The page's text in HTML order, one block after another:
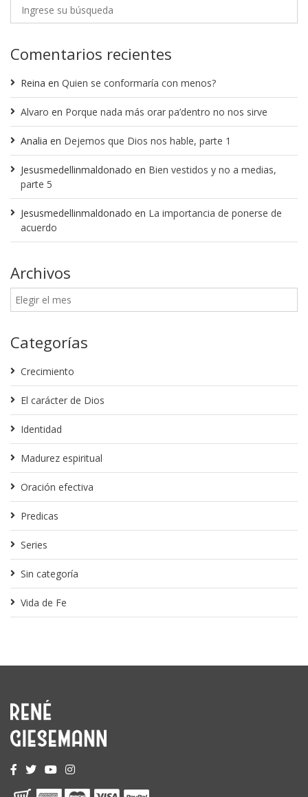
Comentarios recientes
Reina en Quien se conformaría con menos?
Alvaro en Porque nada más orar pa’dentro no nos sirve
Analia en Dejemos que Dios nos hable, parte 1
Jesusmedellinmaldonado en Bien vestidos y no a medias,
parte 5
Jesusmedellinmaldonado en La importancia de ponerse de
acuerdo
Archivos
Categorías
Crecimiento
El carácter de Dios
Identidad
Madurez espiritual
Oración efectiva
Predicas
Series
Sin categoría
Vida de Fe